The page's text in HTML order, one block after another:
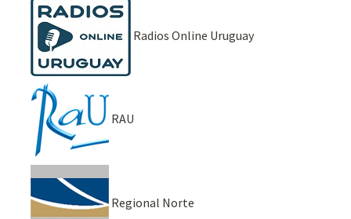
Radios Online Uruguay
RAU
Regional Norte